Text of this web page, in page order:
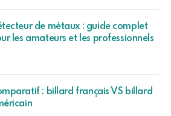
de métaux : guide complet
les amateurs et les professionnels
: billard français VS billard